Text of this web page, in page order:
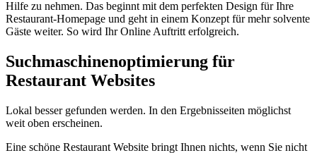
Hilfe zu nehmen. Das beginnt mit dem perfekten Design für Ihre
Restaurant-Homepage und geht in einem Konzept für mehr solvente
Gäste weiter. So wird Ihr Online Auftritt erfolgreich.
Suchmaschinenoptimierung für
Restaurant Websites
Lokal besser gefunden werden. In den Ergebnisseiten möglichst
weit oben erscheinen.
Eine schöne Restaurant Website bringt Ihnen nichts, wenn Sie nicht